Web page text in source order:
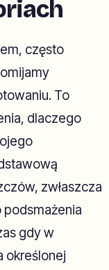
często
To
dlaczego
zwłaszcza
podsmażenia
gdy w
określonej